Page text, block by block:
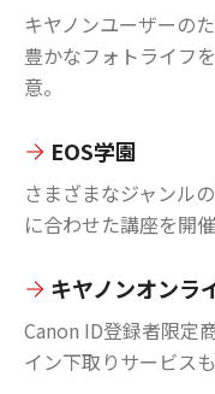
キヤノンユーザーの
豊かなフォトライフ
意。
EOS学園
さまざまなジャンル
に合わせた講座を開催
キヤノンオンラ
Canon ID登録者限定
イン下取りサービス